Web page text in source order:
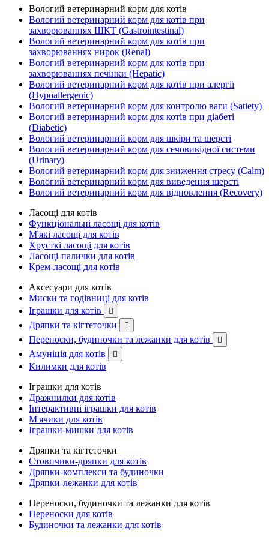
Вологий ветеринарний корм для котів
Вологий ветеринарний корм для котів при
захворюваннях ШКТ (Gastrointestinal)
Вологий ветеринарний корм для котів при
захворюваннях нирок (Renal)
Вологий ветеринарний корм для котів при
захворюваннях печінки (Hepatic)
Вологий ветеринарний корм для котів при алергії
(Hypoallergenic)
Вологий ветеринарний корм для контролю ваги (Satiety)
Вологий ветеринарний корм для котів при діабеті
(Diabetic)
Вологий ветеринарний корм для шкіри та шерсті
Вологий ветеринарний корм для сечовивідної системи
(Urinary)
Вологий ветеринарний корм для зниження стресу (Calm)
Вологий ветеринарний корм для виведення шерсті
Вологий ветеринарний корм для відновлення (Recovery)
Ласощі для котів
Функціональні ласощі для котів
М'які ласощі для котів
Хрусткі ласощі для котів
Ласощі-палички для котів
Крем-ласощі для котів
Аксесуари для котів
Миски та годівниці для котів
Іграшки для котів

Дряпки та кігтеточки 
Переноски, будиночки та лежанки для котів 
Амуніція для котів 
Килимки для котів
Іграшки для котів
Дражнилки для котів
Інтерактивні іграшки для котів
М'ячики для котів
Іграшки-мишки для котів
Дряпки та кігтеточки
Стовпчики-дряпки для котів
Дряпки-комплекси та будиночки
Дряпки-лежанки для котів
Переноски, будиночки та лежанки для котів
Переноски для котів
Будиночки та лежанки для котів